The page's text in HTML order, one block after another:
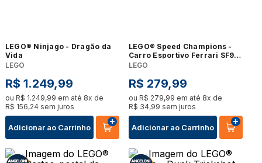
LEGO® Ninjago - Dragão da
Vida
LEGO
R$ 1.249,99
ou R$ 1.249,99 em até 8x de
R$ 156,24 sem juros
Adicionar ao Carrinho
LEGO® Speed Champions -
Carro Esportivo Ferrari SF90
XX Stradale
LEGO
R$ 279,99
ou R$ 279,99 em até 8x de
R$ 34,99 sem juros
Adicionar ao Carrinho